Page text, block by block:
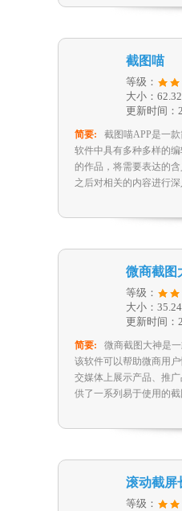
截图喵
等级：
大小：
更新时间：
简要:
截图喵APP是一
软件中具有多种多样的
的作品，将需要表达的
之后对相关的内容进行
微商截图
等级：
大小：
更新时间：
简要:
微商截图大神是
该软件可以帮助微商用
交媒体上展示产品、推
供了一系列易于使用的
滚动截屏
等级：